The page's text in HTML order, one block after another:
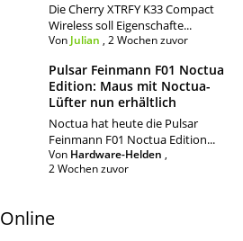
Die Cherry XTRFY K33 Compact
Wireless soll Eigenschafte...
Von Julian , 2 Wochen zuvor
Pulsar Feinmann F01 Noctua
Edition: Maus mit Noctua-
Lüfter nun erhältlich
Noctua hat heute die Pulsar
Feinmann F01 Noctua Edition...
Von Hardware-Helden ,
2 Wochen zuvor
Online